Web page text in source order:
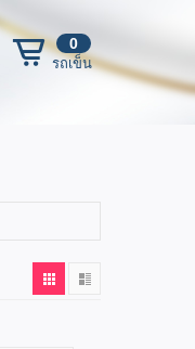
0
รถเข็น